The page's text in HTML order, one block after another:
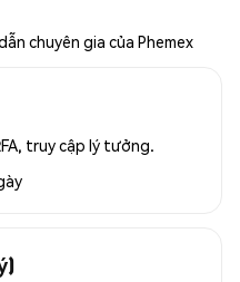
chuyên gia của Phemex
truy cập lý tưởng.